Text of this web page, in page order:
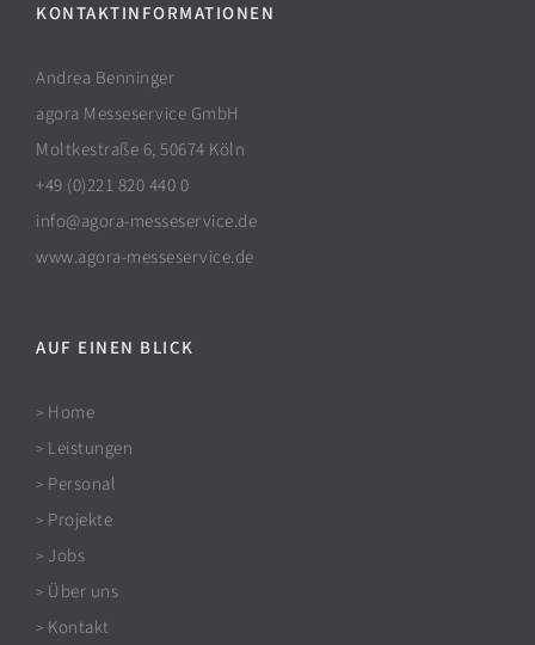
KONTAKTINFORMATIONEN
Andrea Benninger
agora Messeservice GmbH
Moltkestraße 6, 50674 Köln
+49 (0)221 820 440 0
info@agora-messeservice.de
www.agora-messeservice.de
AUF EINEN BLICK
> Home
> Leistungen
> Personal
> Projekte
> Jobs
> Über uns
> Kontakt